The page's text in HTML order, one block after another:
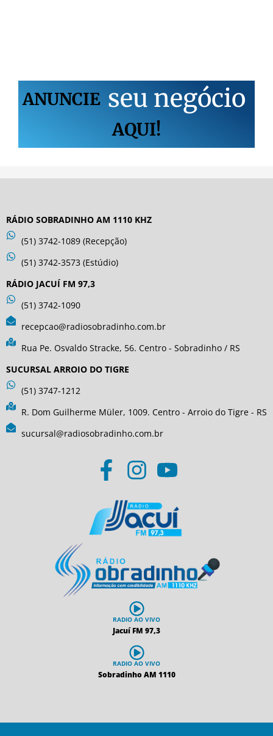
ANUNCIE seu negócio
AQUI!
RÁDIO SOBRADINHO AM 1110 KHZ
(51) 3742-1089 (Recepção)
(51) 3742-3573 (Estúdio)
RÁDIO JACUÍ FM 97,3
(51) 3742-1090
recepcao@radiosobradinho.com.br
Rua Pe. Osvaldo Stracke, 56. Centro - Sobradinho / RS
SUCURSAL ARROIO DO TIGRE
(51) 3747-1212
R. Dom Guilherme Müler, 1009. Centro - Arroio do Tigre - RS
sucursal@radiosobradinho.com.br
RADIO AO VIVO
Jacuí FM 97,3
RADIO AO VIVO
Sobradinho AM 1110